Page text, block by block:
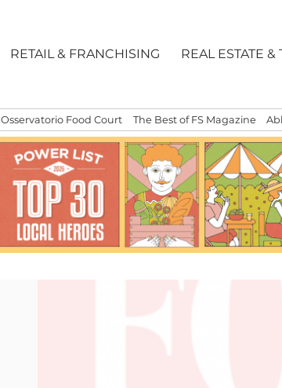
RETAIL & FRANCHISING REAL ESTATE &
Osservatorio Food Court The Best of FS Magazine